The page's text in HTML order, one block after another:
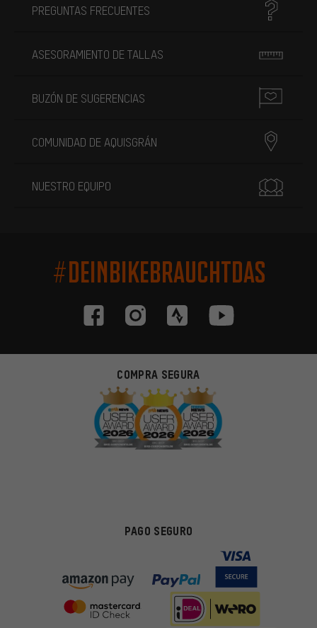
PREGUNTAS FRECUENTES
ASESORAMIENTO DE TALLAS
BUZÓN DE SUGERENCIAS
COMUNIDAD DE AQUISGRÁN
NUESTRO EQUIPO
#DEINBIKEBRAUCHTDAS
COMPRA SEGURA
PAGO SEGURO